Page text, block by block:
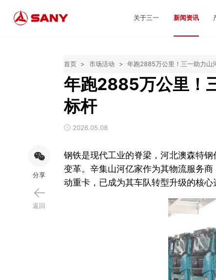
关于三一 新闻资讯
首页 > 市场活动 > 年跑2885万公里！三一助力山
年跑2885万公里！
标杆
2026.05.08
钢铁是现代工业的脊梁，河北澳森特
变革。辛集山河亿家作为其物流服务
动重卡，已成为其车队转型升级的核心
分享
返回